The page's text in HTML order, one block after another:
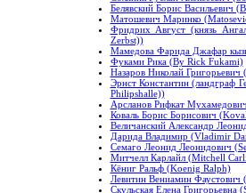
Белявский Борис Васильевич
Матошевич Маринко
Фридрих Август (князь
Zerbst))
Мамедова Фарида Джафар
Фуками Рика (By Rick Fukami)
Назаров Николай
Эрнст Константин (ландграф
Philipshalle))
Арсланов Рифкат
Коваль Борис Борисович
Величанский Александр
Дарида Владимир (Vladimir
Семаго Леонид Леонидович
Митчелл Карлайл (Mitchell
Кёниг Ральф (Koenig Ralph)
Левитин Вениамин
Скульская Елена Григорьевна